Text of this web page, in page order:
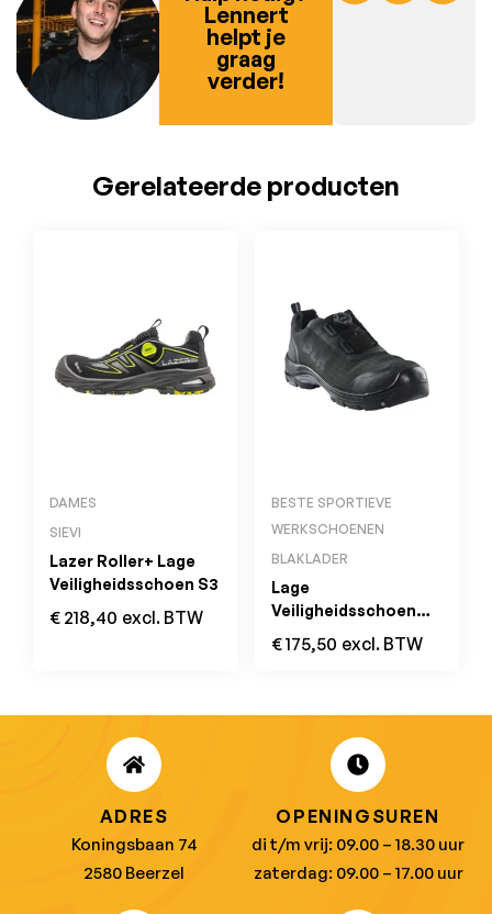
Lennert
helpt je
graag
verder!
Gerelateerde producten
DAMES
SIEVI
Lazer Roller+ Lage
Veiligheidsschoen S3
€ 218,40 excl. BTW
BESTE SPORTIEVE
WERKSCHOENEN
BLAKLADER
Lage
Veiligheidsschoen
2470 GECKO S3 SRC
HRO ESD
€175,50 excl. BTW
ADRES
Koningsbaan 74
2580 Beerzel
OPENINGSUREN
di t/m vrij: 09.00 – 18.30 uur
zaterdag: 09.00 – 17.00 uur